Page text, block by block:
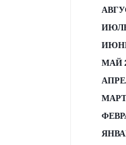
МАЙ
МАРТ